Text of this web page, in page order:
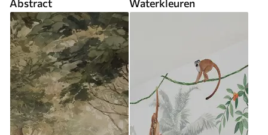
Abstract Waterkleuren